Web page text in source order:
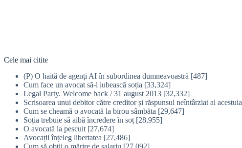
Cele mai citite
(P) O haită de agenți AI în subordinea dumneavoastră [487]
Cum face un avocat să-l iubească soția [33,324]
Legal Party. Welcome back / 31 august 2013 [32,332]
Scrisoarea unui debitor către creditor și răspunsul neîntârziat al acestuia
Cum se cheamă o avocată la birou sâmbăta [29,647]
Soția trebuie să aibă încredere în soț [28,955]
O avocată la pescuit [27,674]
Avocații înțeleg libertatea [27,486]
Cum să obţii o mărire de salariu [27,092]